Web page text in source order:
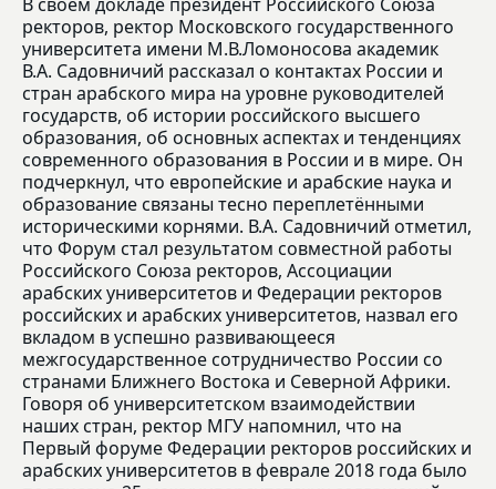
ректоров, ректор Московского государственного
университета имени М.В.Ломоносова академик
В.А. Садовничий рассказал о контактах России и
стран арабского мира на уровне руководителей
государств, об истории российского высшего
образования, об основных аспектах и тенденциях
современного образования в России и в мире. Он
подчеркнул, что европейские и арабские наука и
образование связаны тесно переплетёнными
историческими корнями. В.А. Садовничий отметил,
что Форум стал результатом совместной работы
Российского Союза ректоров, Ассоциации
арабских университетов и Федерации ректоров
российских и арабских университетов, назвал его
вкладом в успешно развивающееся
межгосударственное сотрудничество России со
странами Ближнего Востока и Северной Африки.
Говоря об университетском взаимодействии
наших стран, ректор МГУ напомнил, что на
Первый форуме Федерации ректоров российских и
арабских университетов в феврале 2018 года было